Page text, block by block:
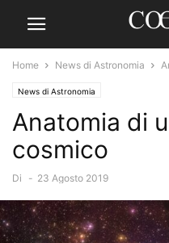
Home News di Astronomia
News di Astronomia
Anatomia di
cosmico
Di - 23 Agosto 2019